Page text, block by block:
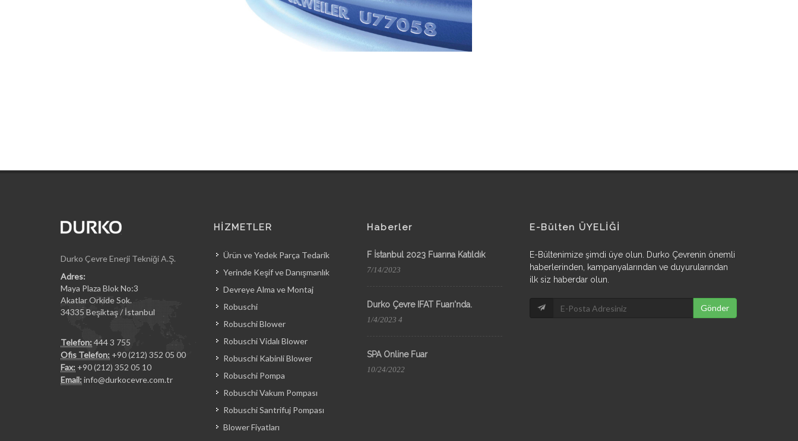
Durko Çevre Enerji Tekniği A.Ş.
Adres:
Maya Plaza Blok No:3
Akatlar Orkide Sok.
34335 Beşiktaş / İstanbul
Telefon:444 3 755
Ofis Telefon: +90 (212) 352 05 00
Fax: +90 (212) 352 05 10
Email: info@durkocevre.com.tr
HİZMETLER
Ürün ve Yedek Parça Tedarik
Yerinde Keşif ve Danışmanlık
Devreye Alma ve Montaj
Robuschi
Robuschi Blower
Robuschi Vidalı Blower
Robuschi Kabinli Blower
Robuschi Pompa
Robuschi Vakum Pompası
Robuschi Santrifuj Pompası
Blower Fiyatları
Haberler
F İstanbul 2023 Fuarına Katıldık
7/14/2023
Durko Çevre IFAT Fuarı'nda.
1/4/2023 4
SPA Online Fuar
10/24/2022
E-Bülten ÜYELİĞİ
E-Bültenimize şimdi üye olun. Durko Çevrenin önemli
haberlerinden, kampanyalarından ve duyurularından
ilk siz haberdar olun.